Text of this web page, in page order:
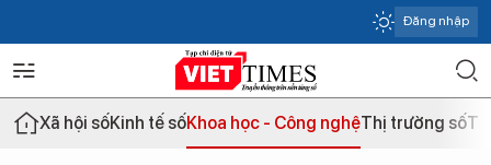
Đăng nhập
Xã hội sốKinh tế sốKhoa học - Công nghệThị trường số